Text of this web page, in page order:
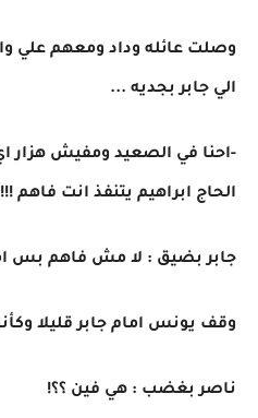
وصلت عائله وداد ومعهم علي
الي جابر بجديه ...
-احنا في الصعيد ومفيش هزار
الحاج ابراهيم يتنفذ انت فاهم !!!
جابر بضيق : لا مش فاهم بس
وقف يونس امام جابر قليلا
ناصر بغضب : هي فين ؟؟!